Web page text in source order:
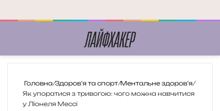
Головна/Здоров’я та спорт/Ментальне здоров’я/
Як упоратися з тривогою: чого можна навчитися
у Ліонеля Мессі